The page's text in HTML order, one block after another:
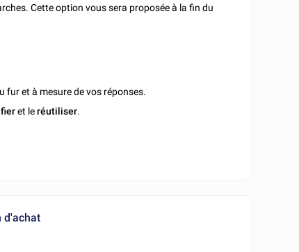
Cette option vous sera proposée à la fin du
fur et à mesure de vos réponses.
et leréutiliser.
d'achat